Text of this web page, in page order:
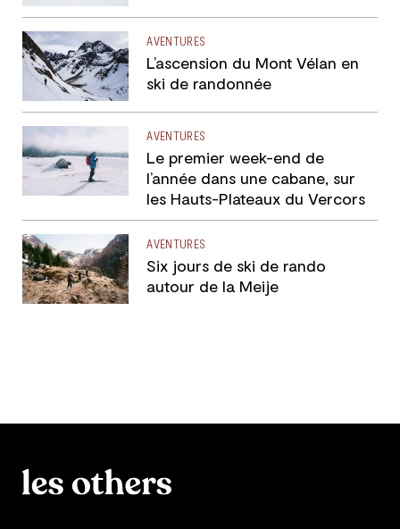
AVENTURES
L’ascension du Mont Vélan en
ski de randonnée
AVENTURES
Le premier week-end de
l’année dans une cabane, sur
les Hauts-Plateaux du Vercors
AVENTURES
Six jours de ski de rando
autour de la Meije